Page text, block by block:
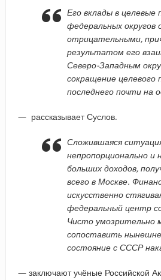
Его вклады в целевые
федеральных округов
отрицательными,
результатом его
Северо-Западным
сокращение целевого
последнего почти на
— рассказывает Суслов.
Сложившаяся
непропорционально и
больших доходов,
всего в Москве.
искусственно
федеральный центр
Чисто умозрительно
сопоставить
состояние с СССР
— заключают учёные Российской